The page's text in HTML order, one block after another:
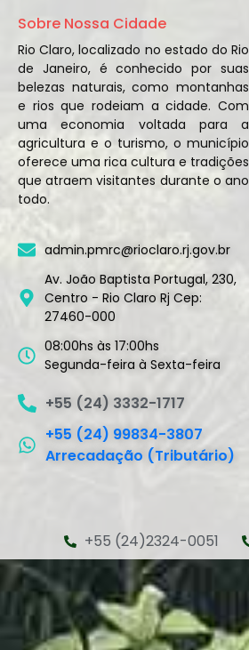
Sobre Nossa Cidade
Rio Claro, localizado no estado do Rio
de Janeiro, é conhecido por suas
belezas naturais, como montanhas
e rios que rodeiam a cidade. Com
uma economia voltada para a
agricultura e o turismo, o município
oferece uma rica cultura e tradições
que atraem visitantes durante o ano
todo.
admin.pmrc@rioclaro.rj.gov.br
Av. João Baptista Portugal, 230,
Centro - Rio Claro Rj Cep:
27460-000
08:00hs às 17:00hs
Segunda-feira à Sexta-feira
+55 (24) 3332-1717
+55 (24) 99834-3807
Arrecadação (Tributário)
+55 (24)2324-0051